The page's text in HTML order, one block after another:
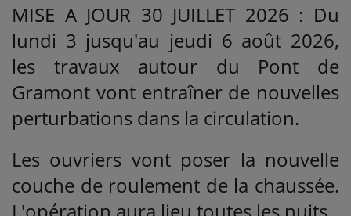
Agenda
Titres diffusés
MISE A JOUR 30 JUILLET 2026 : Du
lundi 3 jusqu'au jeudi 6 août 2026,
les travaux autour du Pont de
Gramont vont entraîner de nouvelles
perturbations dans la circulation.
Les ouvriers vont poser la nouvelle
couche de roulement de la chaussée.
L'opération aura lieu toutes les nuits.